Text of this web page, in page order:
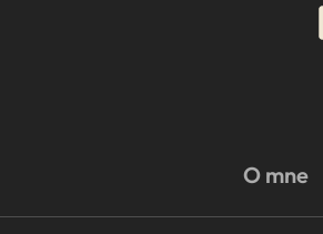
O mne